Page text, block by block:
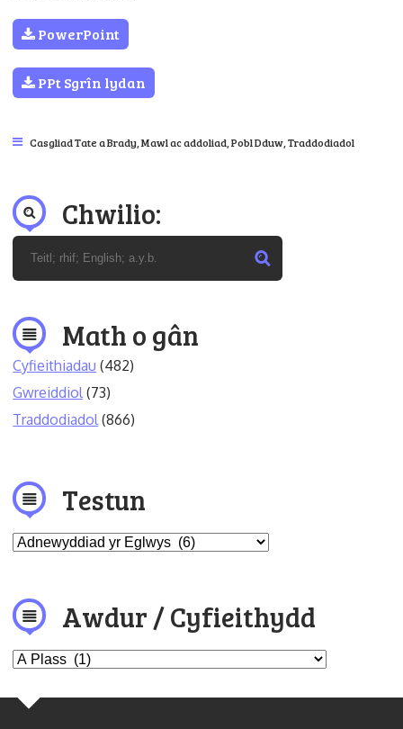
PowerPoint
PPt Sgrîn lydan
Casgliad Tate a Brady Mawl ac addoliad Pobl Dduw Traddodiadol
Chwilio:
Math o gân
Cyfieithiadau (482)
Gwreiddiol (73)
Traddodiadol (866)
Testun
Awdur / Cyfieithydd